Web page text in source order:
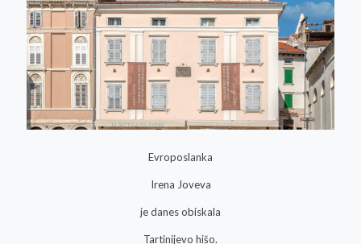
Evroposlanka
Irena Joveva
je danes obiskala
Tartinijevo hišo.